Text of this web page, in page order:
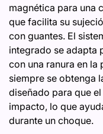
magnética para una
que facilita su
con guantes. El
integrado se adapta
con una ranura en
siempre se obtenga
diseñado para que
impacto, lo que
durante un choque.